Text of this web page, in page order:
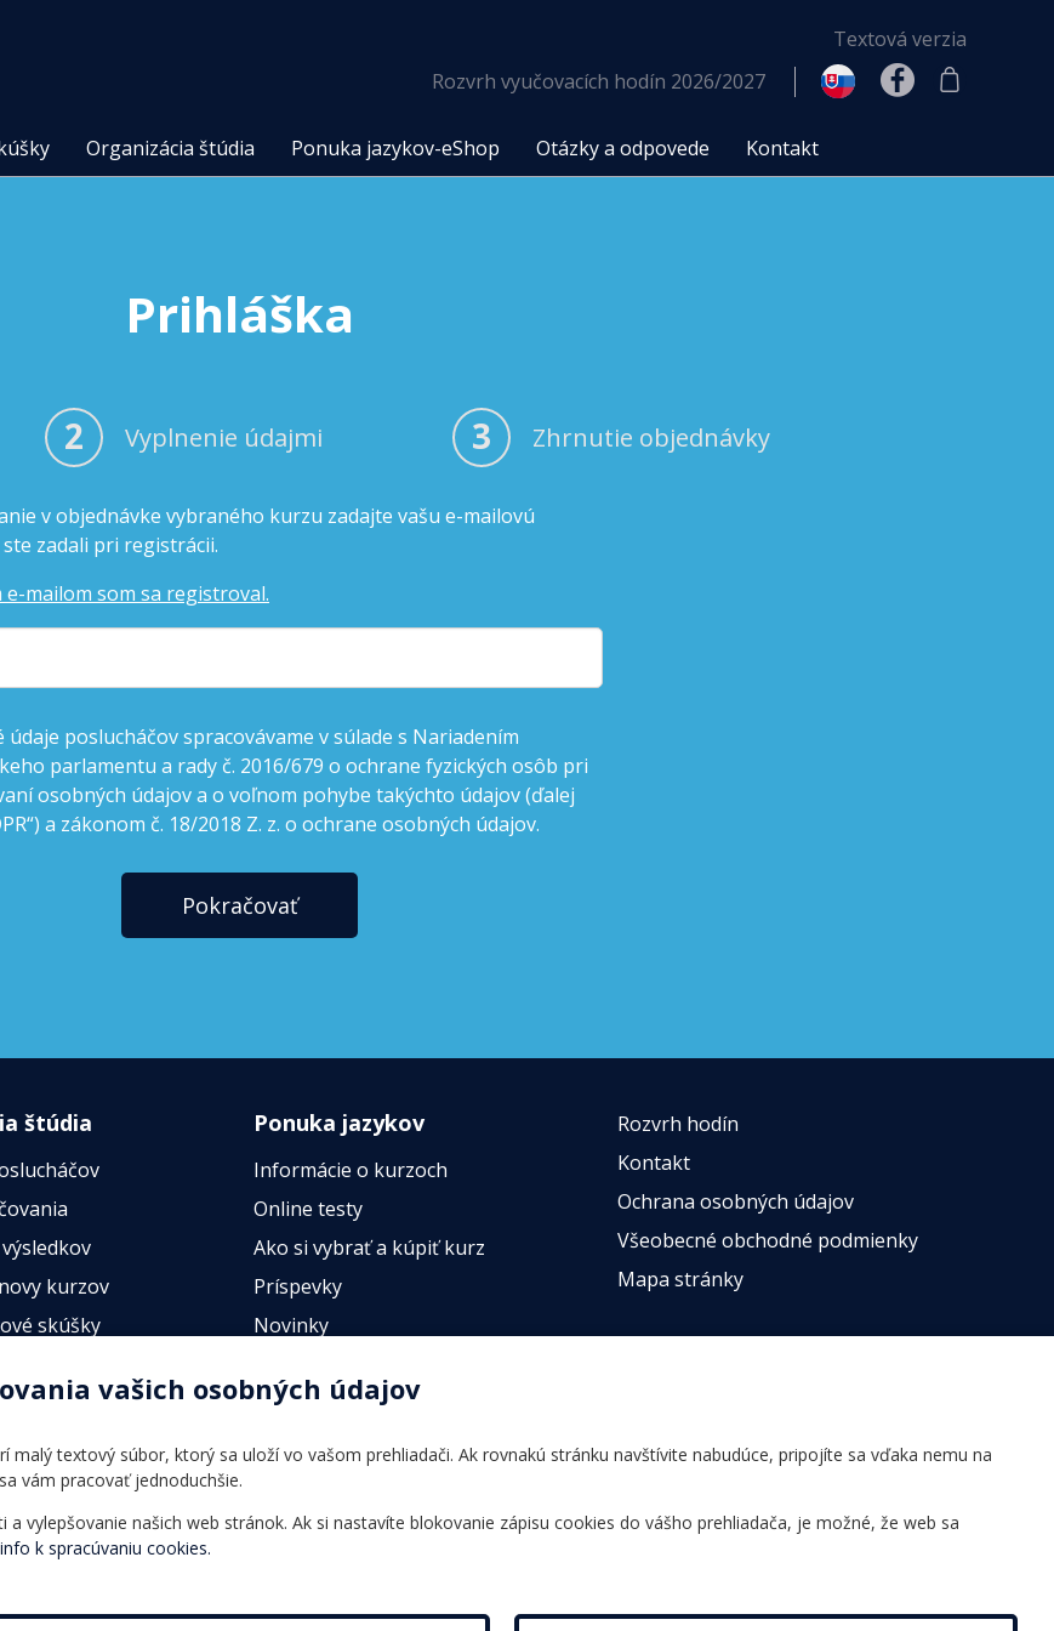
Textová verzia
Rozvrh vyučovacích hodín 2026/2027
Organizácia štúdia Ponuka jazykov-eShop Otázky a odpovede Kontakt
Prihláška
2 Vyplnenie údajmi 3 Zhrnutie objednávky
v objednávke vybraného kurzu zadajte vašu e-mailovú
zadali pri registrácii.
e-mailom som sa registroval.
údaje poslucháčov spracovávame v súlade s Nariadením
parlamentu a rady č. 2016/679 o ochrane fyzických osôb pri
osobných údajov a o voľnom pohybe takýchto údajov (ďalej
a zákonom č. 18/2018 Z. z. o ochrane osobných údajov.
Pokračovať
štúdia
kurzov
skúšky
Ponuka jazykov
Informácie o kurzoch
Online testy
Ako si vybrať a kúpiť kurz
Príspevky
Novinky
Rozvrh hodín
Kontakt
Ochrana osobných údajov
Všeobecné obchodné podmienky
Mapa stránky
vašich osobných údajov
textový súbor, ktorý sa uloží vo vašom prehliadači. Ak rovnakú stránku navštívite nabudúce, pripojíte sa vďaka nemu na
vám pracovať jednoduchšie.
vylepšovanie našich web stránok. Ak si nastavíte blokovanie zápisu cookies do vášho prehliadača, je možné, že web sa
k spracúvaniu cookies.